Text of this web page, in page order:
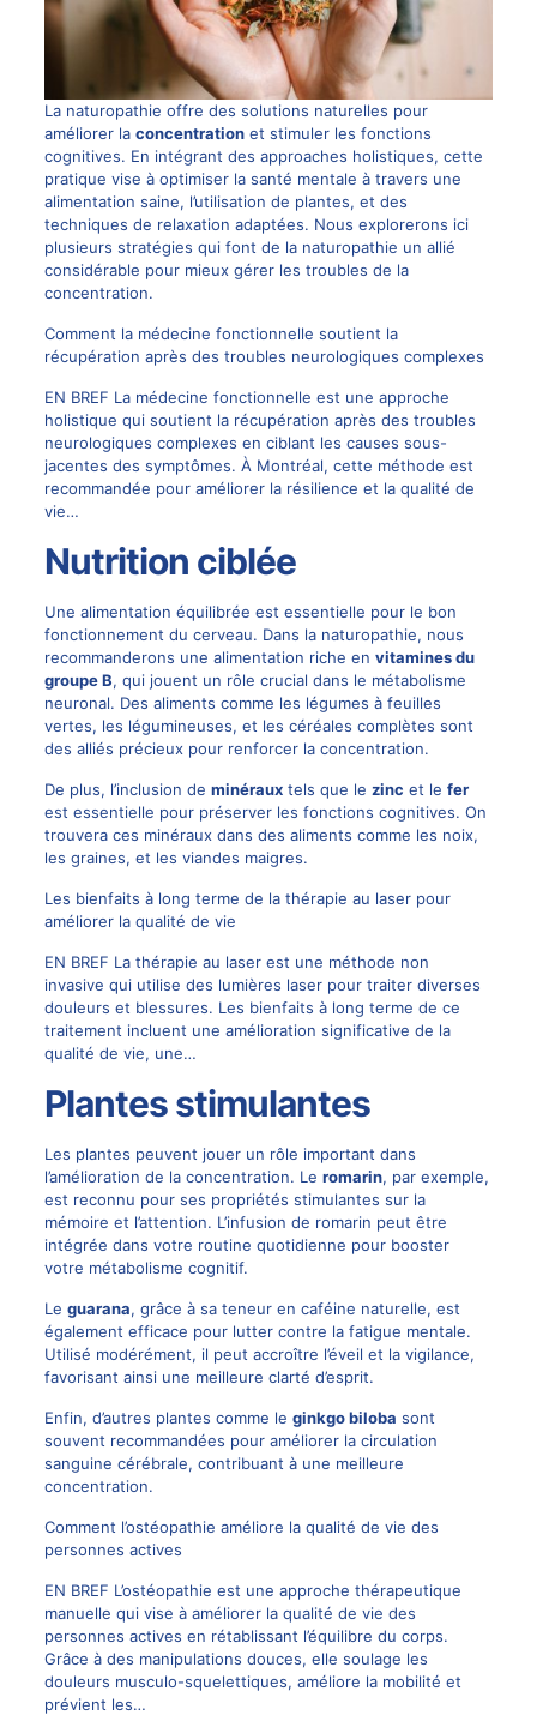
La naturopathie offre des solutions naturelles pour
améliorer la concentrationet stimuler les fonctions
cognitives. En intégrant des approaches holistiques, cette
pratique vise à optimiser la santé mentale à travers une
alimentation saine, l’utilisation de plantes, et des
techniques de relaxation adaptées. Nous explorerons ici
plusieurs stratégies qui font de la naturopathie un allié
considérable pour mieux gérer les troubles de la
concentration.
Comment la médecine fonctionnelle soutient la
récupération après des troubles neurologiques complexes
EN BREF La médecine fonctionnelle est une approche
holistique qui soutient la récupération après des troubles
neurologiques complexes en ciblant les causes sous-
jacentes des symptômes. À Montréal, cette méthode est
recommandée pour améliorer la résilience et la qualité de
vie…
Nutrition ciblée
Une alimentation équilibrée est essentielle pour le bon
fonctionnement du cerveau. Dans la naturopathie, nous
recommanderons une alimentation riche en vitamines du
groupe B, qui jouent un rôle crucial dans le métabolisme
neuronal. Des aliments comme les légumes à feuilles
vertes, les légumineuses, et les céréales complètes sont
des alliés précieux pour renforcer la concentration.
De plus, l’inclusion de minérauxtels que le zinc et le fer
est essentielle pour préserver les fonctions cognitives. On
trouvera ces minéraux dans des aliments comme les noix,
les graines, et les viandes maigres.
Les bienfaits à long terme de la thérapie au laser pour
améliorer la qualité de vie
EN BREF La thérapie au laser est une méthode non
invasive qui utilise des lumières laser pour traiter diverses
douleurs et blessures. Les bienfaits à long terme de ce
traitement incluent une amélioration significative de la
qualité de vie, une…
Plantes stimulantes
Les plantes peuvent jouer un rôle important dans
l’amélioration de la concentration. Le romarin, par exemple,
est reconnu pour ses propriétés stimulantes sur la
mémoire et l’attention. L’infusion de romarin peut être
intégrée dans votre routine quotidienne pour booster
votre métabolisme cognitif.
Le guarana, grâce à sa teneur en caféine naturelle, est
également efficace pour lutter contre la fatigue mentale.
Utilisé modérément, il peut accroître l’éveil et la vigilance,
favorisant ainsi une meilleure clarté d’esprit.
Enfin, d’autres plantes comme le ginkgo biloba sont
souvent recommandées pour améliorer la circulation
sanguine cérébrale, contribuant à une meilleure
concentration.
Comment l’ostéopathie améliore la qualité de vie des
personnes actives
EN BREF L’ostéopathie est une approche thérapeutique
manuelle qui vise à améliorer la qualité de vie des
personnes actives en rétablissant l’équilibre du corps.
Grâce à des manipulations douces, elle soulage les
douleurs musculo-squelettiques, améliore la mobilité et
prévient les…